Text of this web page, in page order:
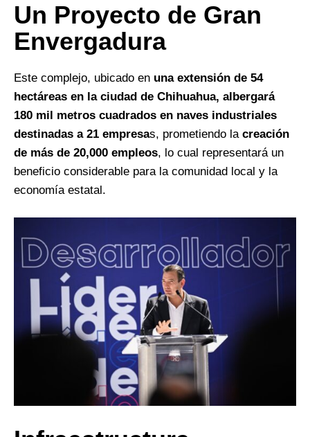
Un Proyecto de Gran
Envergadura
Este complejo, ubicado en una extensión de 54
hectáreas en la ciudad de Chihuahua, albergará
180 mil metros cuadrados en naves industriales
destinadas a 21 empresas, prometiendo la creación
de más de 20,000 empleos, lo cual representará un
beneficio considerable para la comunidad local y la
economía estatal.